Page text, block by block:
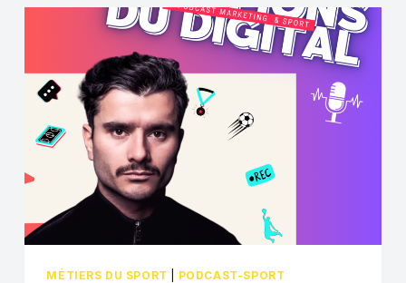
DANS
TON
POUR
ÊTRE
REPÉRÉ
PAR
DES
RECRUTEURS
DANS
L’INDUSTRIE
DU
SPORT…
MÉTIERS DU SPORT PODCAST-SPORT